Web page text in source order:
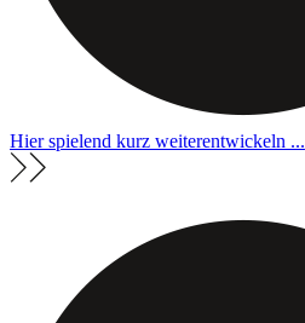
Hier spielend kurz weiterentwickeln ...